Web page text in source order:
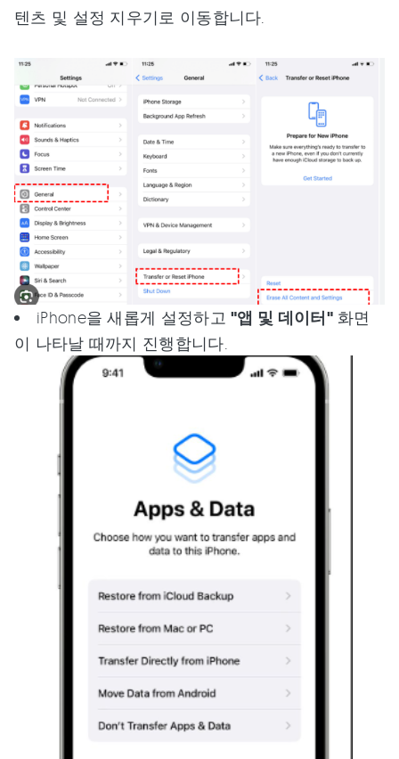
텐츠 및 설정 지우기로 이동합니다.
iPhone을 새롭게 설정하고"앱 및 데이터"화면
이 나타날 때까지 진행합니다.